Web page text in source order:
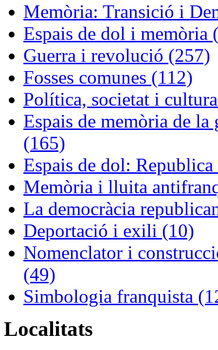
Memòria: Transició i
Espais de dol i memòria
Guerra i revolució (257)
Fosses comunes (112)
Política, societat i
Espais de memòria de
(165)
Espais de dol:
Memòria i lluita
La democràcia
Deportació i exili (10)
Nomenclator i
(49)
Simbologia franquista
Localitats